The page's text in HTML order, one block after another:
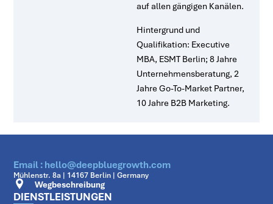
auf allen gängigen Kanälen.
Hintergrund und
Qualifikation: Executive
MBA, ESMT Berlin; 8 Jahre
Unternehmensberatung, 2
Jahre Go-To-Market Partner,
10 Jahre B2B Marketing.
DIENSTLEISTUNGEN
Email : hello@deepbluegrowth.com
Mühlenstr. 8a | 14167 Berlin | Germany
Wegbeschreibung